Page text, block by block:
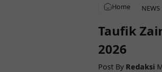
Home NEWS
Taufik
2026
Post By Redaksi